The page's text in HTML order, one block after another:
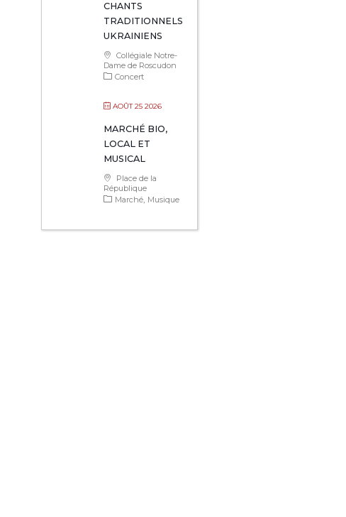
CHANTS
TRADITIONNELS
UKRAINIENS
Collégiale Notre-
Dame de Roscudon
Concert
AOÛT 25 2026
MARCHÉ BIO,
LOCAL ET
MUSICAL
Place de la
République
Marché Musique